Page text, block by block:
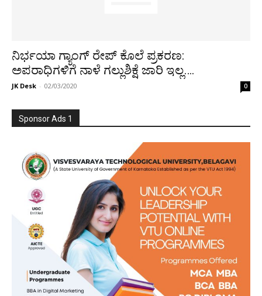
ನಿರ್ಭಯಾ ಗ್ಯಾಂಗ್ ರೇಪ್ ಕೊಲೆ ಪ್ರಕರಣ:
ಅಪರಾಧಿಗಳಿಗೆ ನಾಳೆ ಗಲ್ಲುಶಿಕ್ಷೆ ಜಾರಿ ಇಲ್ಲ….
JK Desk - 02/03/2020 0
Sponsor Ads 1